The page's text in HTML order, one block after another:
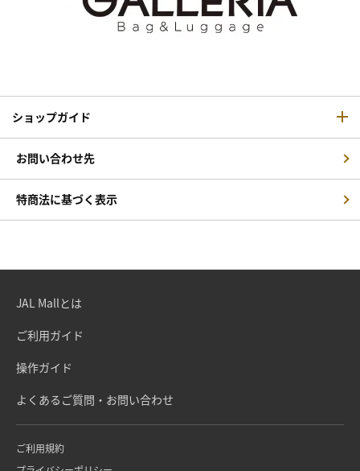
ショップガイド
お問い合わせ先
特商法に基づく表示
JAL Mallとは
ご利用ガイド
操作ガイド
よくあるご質問・お問い合わせ
ご利用規約